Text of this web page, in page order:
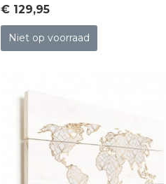
€ 129,95
Niet op voorraad